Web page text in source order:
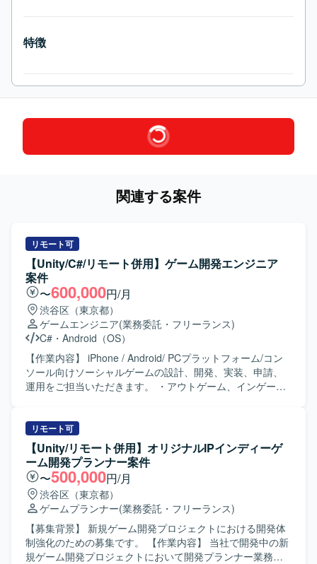
特徴
関連する案件
リモート可
【Unity/C#/リモート併用】ゲーム開発エンジニア
案件
〜600,000円/月
渋谷区（東京都）
ゲームエンジニア(業務委託・フリーランス)
C# ・ Android（OS）
【作業内容】 iPhone / Android/ PCプラットフォーム/コン
ソール向けソーシャルゲームの設計、開発、実装、申請、
運用をご担当いただきます。 ・アウトゲーム、インゲーム
機能部分の量産設計および実装 ・アウトゲーム、インゲー
ム部分を効率的に開発するために必要な周辺ツールの実装
および改修 ・その他、エンジニア/デザイナー/プランナー間
とのコミュニケーション 【求める人物像】 ・常により良い
モノづくりを追求できる方です。 ・チームワークを重んじ
る方です。 ・ゲームシステムを理解して制作できる方で
す。 ・自走できる方です。 【開発環境】 ・開発ツール：
Unity ・ライブラリ：UniTask、UniRx、MasterMemory
リモート可
【Unity/リモート併用】オリジナルIPインディーゲ
ーム開発プランナー案件
〜500,000円/月
渋谷区（東京都）
ゲームプランナー(業務委託・フリーランス)
【募集背景】 新規ゲーム開発プロジェクトにおける開発体
制強化のための募集です。 【作業内容】 当社で開発中の新
規ゲーム開発プロジェクトにおいて開発プランナー業務を